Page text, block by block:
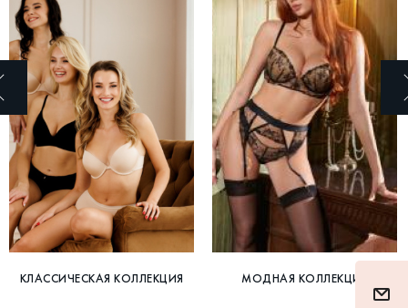
КЛАССИЧЕСКАЯ КОЛЛЕКЦИЯ МОДНАЯ КОЛЛЕКЦИЯ